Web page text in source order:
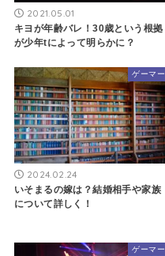
2021.05.01
キヨが年齢バレ！30歳という根拠
が少年tによって明らかに？
ゲーマー
2024.02.24
いそまるの嫁は？結婚相手や家族
について詳しく！
ゲーマー